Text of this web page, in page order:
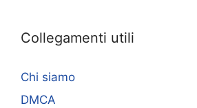
Collegamenti utili
Chi siamo
DMCA